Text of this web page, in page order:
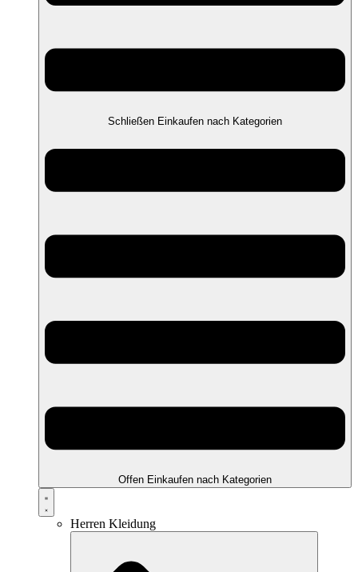
Schließen Einkaufen nach Kategorien
Offen Einkaufen nach Kategorien
Herren Kleidung